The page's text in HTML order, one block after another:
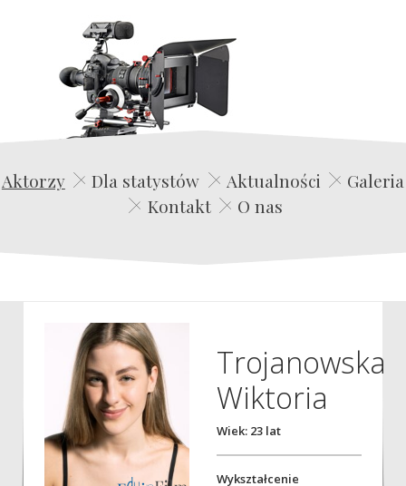
Edwin Film Agencja Aktorska
Aktorzy Dla statystów Aktualności
Galeria
Kontakt
O nas
Trojanowska
Wiktoria
Wiek: 23 lat
Wykształcenie